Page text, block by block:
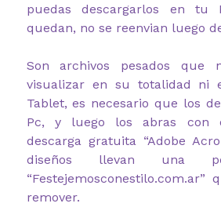
puedas descargarlos en
quedan, no se reenvian luego
Son archivos pesados que
visualizar en su totalidad ni
Tablet, es necesario que los
Pc, y luego los abras con
descarga gratuita “Adobe
diseños llevan una
remover.